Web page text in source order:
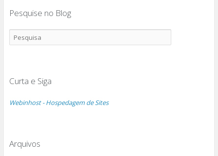
Pesquise no Blog
Curta e Siga
Webinhost - Hospedagem de Sites
Arquivos